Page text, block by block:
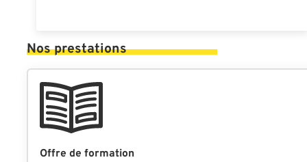
Nos prestations
Offre de formation